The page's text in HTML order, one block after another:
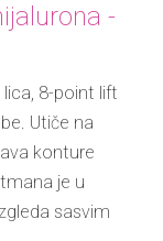
-
8-point lift
Utiče na
konture
je u
sasvim